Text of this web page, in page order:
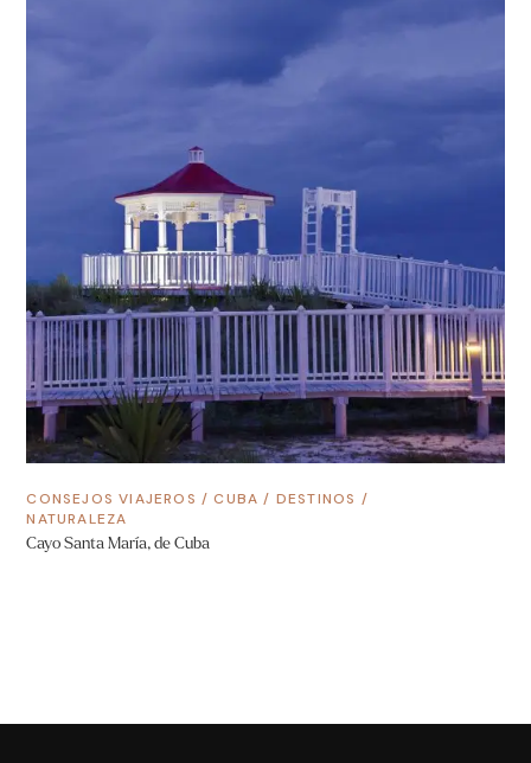
CONSEJOS VIAJEROS /CUBA / DESTINOS /
NATURALEZA
Cayo Santa María, de Cuba